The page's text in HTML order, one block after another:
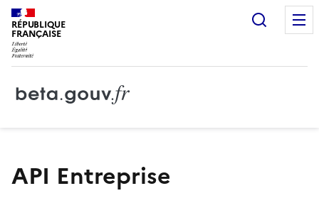
RÉPUBLIQUE
FRANÇAISE
API Entreprise